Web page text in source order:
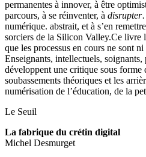
permanentes à innover, à être
parcours, à se réinventer, à disrupter
numérique. abstrait, et à s’en
sorciers de la Silicon Valley.Ce livre
que les processus en cours ne sont
Enseignants, intellectuels,
développent une critique sous forme
soubassements théoriques et les
numérisation de l’éducation, de la
Le Seuil
La fabrique du crétin digital
Michel Desmurget